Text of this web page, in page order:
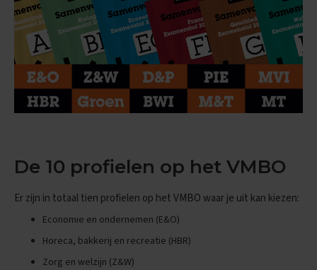
a
m
e
t
i
p
s
n
x
m
e
De 10 profielen op het VMBO
Er zijn in totaal tien profielen op het VMBO waar je uit kan kiezen:
Economie en ondernemen (E&O)
Horeca, bakkerij en recreatie (HBR)
Zorg en welzijn (Z&W)